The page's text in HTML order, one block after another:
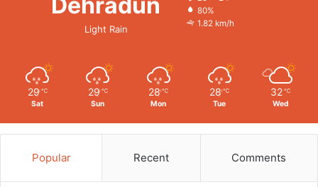
Light Rain
80%
1.82 km/h
29 ℃
Sat
29 ℃
Sun
28 ℃
Mon
28 ℃
Tue
32 ℃
Wed
Popular Recent Comments